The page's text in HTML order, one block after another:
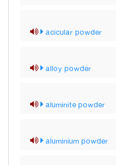
acicular powder
alloy powder
aluminite powder
aluminium powder